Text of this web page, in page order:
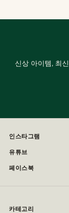
신상 아이템, 최
인스타그램
유튜브
페이스북
카테고리